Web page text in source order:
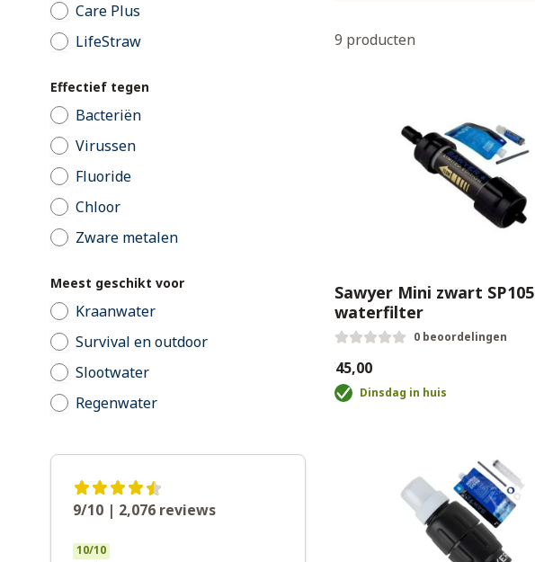
Care Plus
LifeStraw
Effectief tegen
Bacteriën
Virussen
Fluoride
Chloor
Zware metalen
Meest geschikt voor
Kraanwater
Survival en outdoor
Slootwater
Regenwater
9 producten
Sawyer Mini zwart SP105
waterfilter
0 beoordelingen
€45,00
Dinsdag in huis
9/10 | 2,076 reviews
10/10